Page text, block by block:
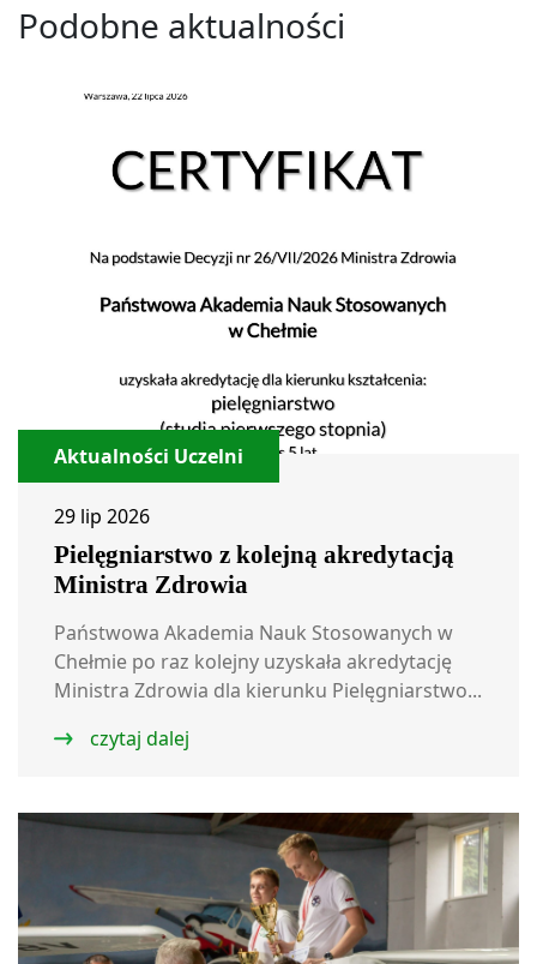
Podobne aktualności
Aktualności Uczelni
29 lip 2026
Pielęgniarstwo z kolejną akredytacją
Ministra Zdrowia
Państwowa Akademia Nauk Stosowanych w
Chełmie po raz kolejny uzyskała akredytację
Ministra Zdrowia dla kierunku Pielęgniarstwo...
czytaj dalej